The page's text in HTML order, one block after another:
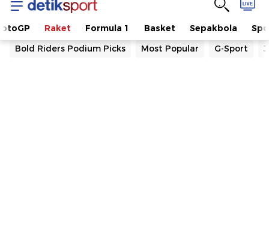
Raket Formula 1 Basket Sepakbola
Bold Riders Podium Picks
Most Popular G-Sport